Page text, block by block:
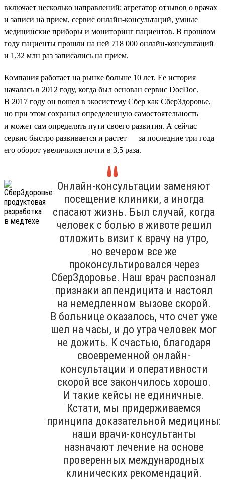
включает несколько направлений: агрегатор отзывов о врачах
и записи на прием, сервис онлайн-консультаций, умные
медицинские приборы и мониторинг пациентов. В прошлом
году пациенты прошли на ней 718 000 онлайн-консультаций
и 1,32 млн раз записались на прием.
Компания работает на рынке больше 10 лет. Ее история
началась в 2012 году, когда был основан сервис DocDoc.
В 2017 году он вошел в экосистему Сбер как СберЗдоровье,
но при этом сохранил определенную самостоятельность
и может сам определять пути своего развития. А сейчас
сервис быстро развивается и растет — за последние три года
его оборот увеличился почти в 3,5 раза.
Онлайн-консультации заменяют
посещение клиники, а иногда
спасают жизнь. Был случай, когда
человек с болью в животе решил
отложить визит к врачу на утро,
но вечером все же
проконсультировался через
СберЗдоровье. Наш врач распознал
признаки аппендицита и настоял
на немедленном вызове скорой.
В больнице оказалось, что счет уже
шел на часы, и до утра человек мог
не дожить. К счастью, благодаря
своевременной онлайн-
консультации и оперативности
скорой все закончилось хорошо.
И такие кейсы не единичные.
Кстати, мы придерживаемся
принципа доказательной медицины:
наши врачи-консультанты
назначают лечение на основе
проверенных международных
клинических рекомендаций.